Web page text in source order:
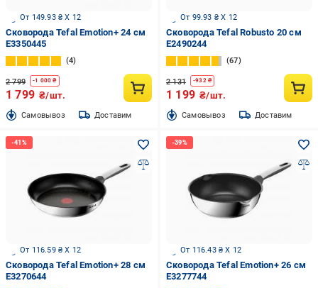
От 149.93 ₴ X 12
Сковорода Tefal Emotion+ 24 см
E3350445
4
2 799 -1 000 ₴
1 799 ₴/шт.
Cамовывоз Доставим
От 99.93 ₴ X 12
Сковорода Tefal Robusto 20 см
E2490244
67
2 131 -932₴
1 199 ₴/шт.
Cамовывоз Доставим
От 116.59 ₴ X 12
Сковорода Tefal Emotion+ 28 см
E3270644
От 116.43 ₴ X 12
Сковорода Tefal Emotion+ 26 см
E3277744